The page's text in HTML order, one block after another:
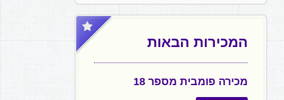
המכירות הבאות
מכירה פומבית מספר 18